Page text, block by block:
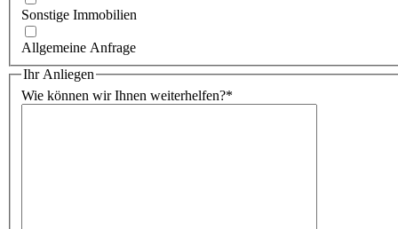
Sonstige Immobilien
Allgemeine Anfrage
Ihr Anliegen
Wie können wir Ihnen weiterhelfen?*